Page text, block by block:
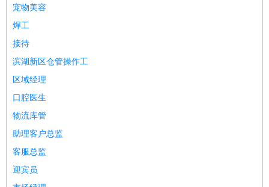
宠物美容
焊工
接待
滨湖新区仓管操作工
区域经理
口腔医生
物流库管
助理客户总监
客服总监
迎宾员